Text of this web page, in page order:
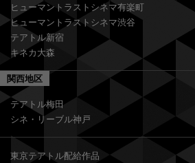
ヒューマントラストシネマ有楽町
ヒューマントラストシネマ渋谷
テアトル新宿
キネカ大森
関西地区
テアトル梅田
シネ・リーブル神戸
東京テアトル配給作品